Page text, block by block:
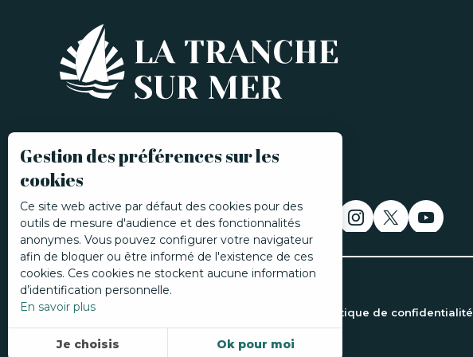
©La Tranche-sur-Mer 2026 Politique de confidentialité
Gestion des préférences sur les
cookies
Ce site web active par défaut des cookies pour des
outils de mesure d'audience et des fonctionnalités
anonymes. Vous pouvez configurer votre navigateur
afin de bloquer ou être informé de l'existence de ces
cookies. Ces cookies ne stockent aucune information
d’identification personnelle.
En savoir plus
Je choisis Ok pour moi